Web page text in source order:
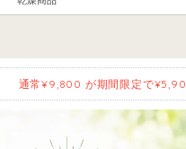
通常¥9,800 が期間限定で